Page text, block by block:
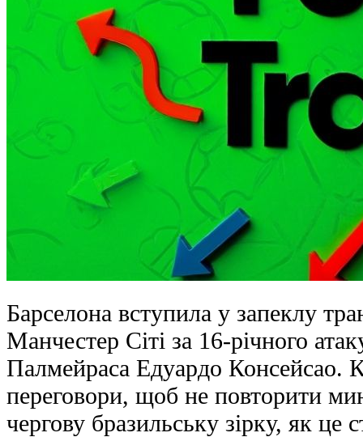
Барселона вступила у запеклу
Манчестер Сіті за 16-річного
Палмейраса Едуардо Консейсао.
переговори, щоб не повторити
чергову бразильську зірку, як це